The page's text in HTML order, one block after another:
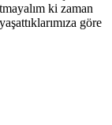
ki zaman
göre